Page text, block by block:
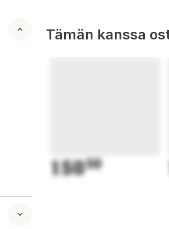
Tämän kanssa
15050